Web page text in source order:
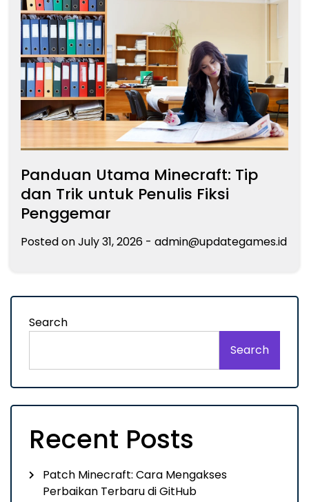
Panduan Utama Minecraft: Tip
dan Trik untuk Penulis Fiksi
Penggemar
Posted onJuly 31, 2026 - admin@updategames.id
Search
Search
Recent Posts
Patch Minecraft: Cara Mengakses
Perbaikan Terbaru di GitHub